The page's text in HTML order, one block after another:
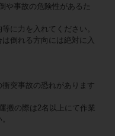
や事故の危険性があるた
に力を入れてください。
倒れる方向には絶対に入
突事故の恐れがあります
搬の際は2名以上にて作業